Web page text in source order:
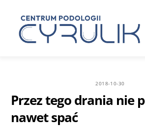
content
2018-10-30
Przez tego drania nie
nawet spać